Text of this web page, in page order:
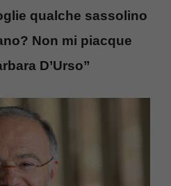
qualche sassolino
Non mi piacque
D’Urso”